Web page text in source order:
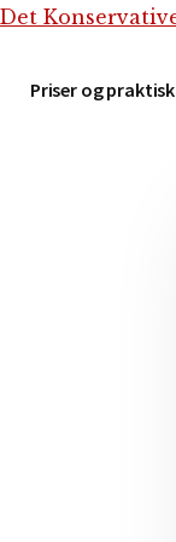
Priser og praktisk